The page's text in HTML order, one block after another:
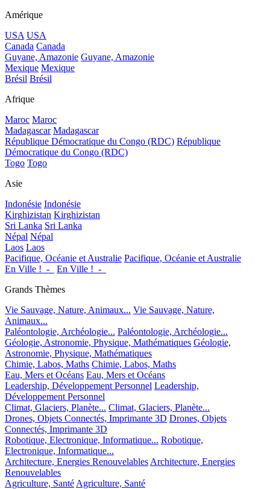
Amérique
USA USA
Canada Canada
Guyane, Amazonie Guyane, Amazonie
Mexique Mexique
Brésil Brésil
Afrique
Maroc Maroc
Madagascar Madagascar
République Démocratique du Congo (RDC) République
Démocratique du Congo (RDC)
Togo Togo
Asie
Indonésie Indonésie
Kirghizistan Kirghizistan
Sri Lanka Sri Lanka
Népal Népal
Laos Laos
Pacifique, Océanie et Australie Pacifique, Océanie et Australie
En Ville !_-_
En Ville !_-_
Grands Thèmes
Vie Sauvage, Nature, Animaux... Vie Sauvage, Nature,
Animaux...
Paléontologie, Archéologie... Paléontologie, Archéologie...
Géologie, Astronomie, Physique, Mathématiques Géologie,
Astronomie, Physique, Mathématiques
Chimie, Labos, Maths Chimie, Labos, Maths
Eau, Mers et Océans Eau, Mers et Océans
Leadership, Développement Personnel Leadership,
Développement Personnel
Climat, Glaciers, Planète... Climat, Glaciers, Planète...
Drones, Objets Connectés, Imprimante 3D Drones, Objets
Connectés, Imprimante 3D
Robotique, Electronique, Informatique... Robotique,
Electronique, Informatique...
Architecture, Energies Renouvelables Architecture, Energies
Renouvelables
Agriculture, Santé Agriculture, Santé